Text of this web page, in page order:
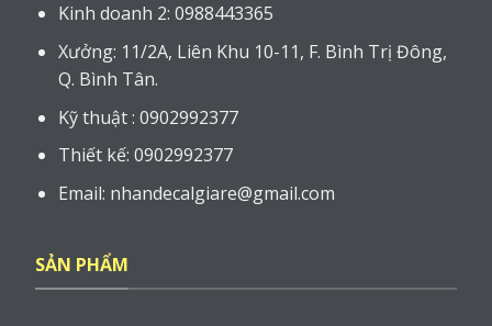
Kinh doanh 2: 0988443365
Xưởng: 11/2A, Liên Khu 10-11, F. Bình Trị Đông,
Q. Bình Tân.
Kỹ thuật : 0902992377
Thiết kế: 0902992377
Email: nhandecalgiare@gmail.com
SẢN PHẨM